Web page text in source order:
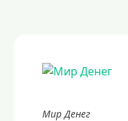
Мир Денег